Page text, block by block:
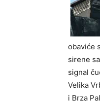
obaviće
sirene
signal
Velika
i Brza